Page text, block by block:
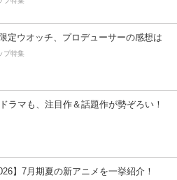
定ウオッチ、プロデューサーの感想は
プ特集
ラマも、注目作＆話題作が勢ぞろい！
】7月期夏の新アニメを一挙紹介！